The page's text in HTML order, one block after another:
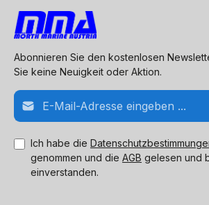
Abonnieren Sie den kostenlosen
Sie keine Neuigkeit oder Aktion.
E-Mail-Adresse*
Ich habe die
genommen und die AGB gelesen und
einverstanden.